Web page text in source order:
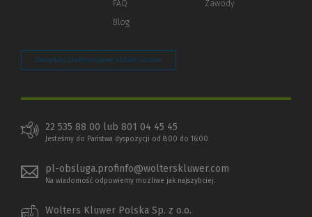
FAQ
Blog
Zawody
Zarządzaj preferencjami plików cookie
22 535 88 00 lub 801 04 45 45
Jesteśmy do Państwa dyspozycji od 8:00 do 16:00
pl-obsluga.profinfo@wolterskluwer.com
Na wiadomość odpowiemy możliwe jak najszybciej.
Wolters Kluwer Polska Sp. z o.o.